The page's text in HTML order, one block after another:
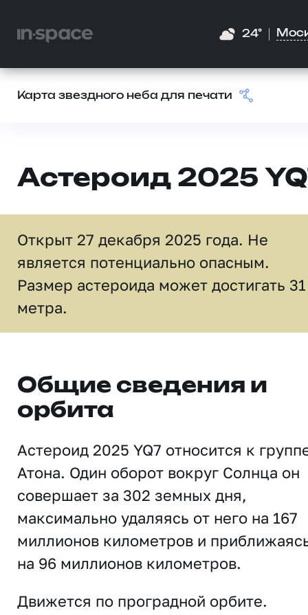
24°
Карта звездного неба для печати
Астероид 2025
Открыт 27 декабря 2025 года. Не
является потенциально опасным.
Размер астероида может достигать 31
метра.
Общие сведения и
орбита
Астероид 2025 YQ7 относится к
Атона. Один оборот вокруг Солнца он
совершает за 302 земных дня,
максимально удаляясь от него на 167
миллионов километров и
на 96 миллионов километров.
Движется по проградной орбите.